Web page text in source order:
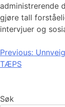
administrerende
gjøre tall
intervjuer og
Previous:
TÆPS
Søk